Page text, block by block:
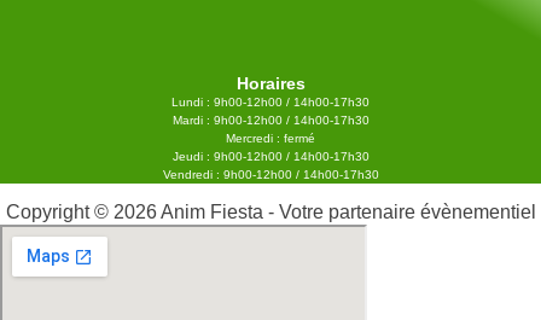
Horaires
Lundi : 9h00-12h00 / 14h00-17h30
Mardi : 9h00-12h00 / 14h00-17h30
Mercredi : fermé
Jeudi : 9h00-12h00 / 14h00-17h30
Vendredi : 9h00-12h00 / 14h00-17h30
Copyright © 2026 Anim Fiesta - Votre partenaire évènementiel